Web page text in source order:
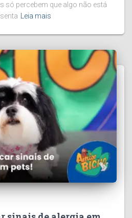
só percebem que algo não está
Leia mais